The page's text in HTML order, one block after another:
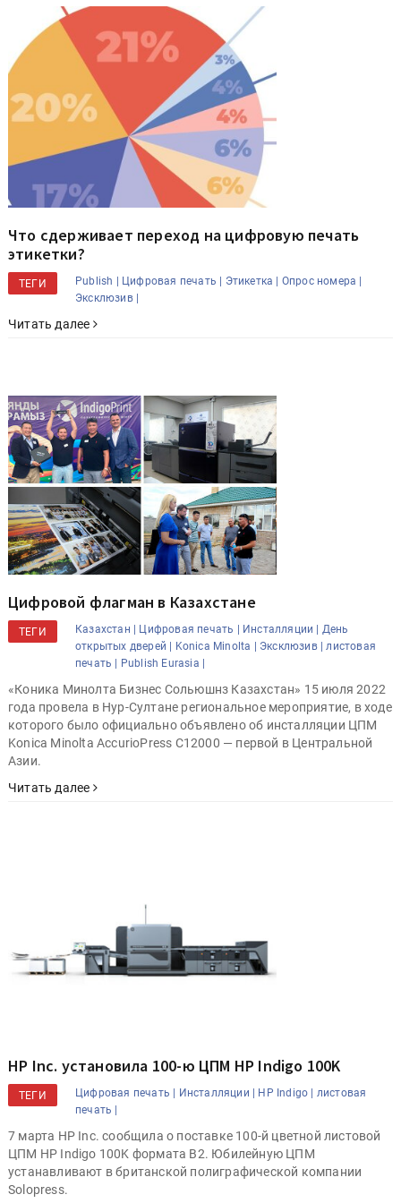
Что сдерживает переход на цифровую печать
этикетки?
ТЕГИ Publish | Цифровая печать | Этикетка |
Опрос номера |
Эксклюзив |
Читать далее
Цифровой флагман в Казахстане
ТЕГИ Казахстан | Цифровая печать | Инсталляции |
День
открытых дверей |
Konica Minolta | Эксклюзив |
листовая
печать |
Publish Eurasia |
«Коника Минолта Бизнес Сольюшнз Казахстан» 15 июля 2022
года провела в Нур-Султане региональное мероприятие, в ходе
которого было официально объявлено об инсталляции ЦПМ
Konica Minolta AccurioPress C12000 — первой в Центральной
Азии.
Читать далее
HP Inc. установила 100-ю ЦПМ HP Indigo 100K
ТЕГИ Цифровая печать | Инсталляции | HP Indigo | листовая
печать |
7 марта HP Inc. сообщила о поставке 100-й цветной листовой
ЦПМ HP Indigo 100K формата B2. Юбилейную ЦПМ
устанавливают в британской полиграфической компании
Solopress.